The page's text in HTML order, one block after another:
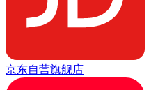
京东自营旗舰店